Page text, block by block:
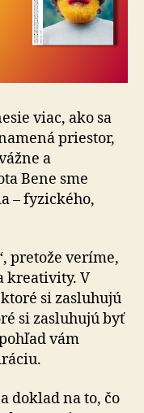
viac, ako sa
priestor,
a
Bene sme
– fyzického,
pretože veríme,
kreativity. V
si zasluhujú
si zasluhujú byť
vám
doklad na to, čo